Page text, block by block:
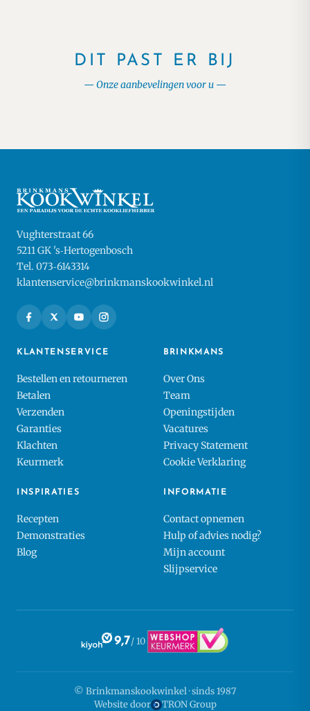
DIT PAST ER BIJ
Onze aanbevelingen voor u
Vughterstraat 66
5211 GK 's‑Hertogenbosch
Tel. 073‑6143314
klantenservice@brinkmanskookwinkel.nl
KLANTENSERVICE
Bestellen en retourneren
Betalen
Verzenden
Garanties
Klachten
Keurmerk
BRINKMANS
Over Ons
Team
Openingstijden
Vacatures
Privacy Statement
Cookie Verklaring
INSPIRATIES
Recepten
Demonstraties
Blog
INFORMATIE
Contact opnemen
Hulp of advies nodig?
Mijn account
Slijpservice
9,7/ 10
© Brinkmanskookwinkel · sinds 1987
Website door
TRON Group